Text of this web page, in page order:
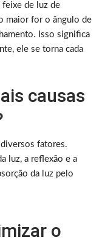
feixe de luz de
maior for o ângulo de
Isso significa
ele se torna cada
causas
fatores.
luz, a reflexão e a
da luz pelo
o